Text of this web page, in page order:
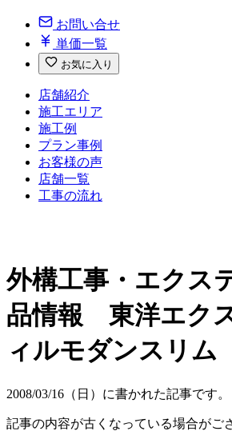
お問い合せ
単価一覧
お気に入り
店舗紹介
施工エリア
施工例
プラン事例
お客様の声
店舗一覧
工事の流れ
外構工事・エクス
品情報 東洋エク
ィルモダンスリム
2008/03/16（日）に書かれた記事です。
記事の内容が古くなっている場合がご